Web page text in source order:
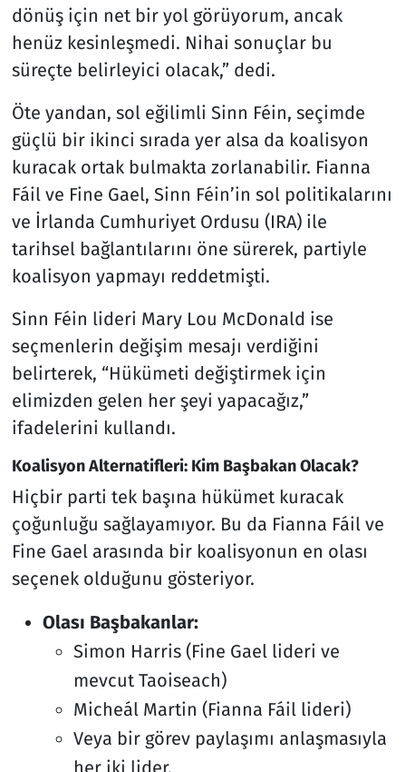
dönüş için net bir yol görüyorum, ancak
henüz kesinleşmedi. Nihai sonuçlar bu
süreçte belirleyici olacak,” dedi.
Öte yandan, sol eğilimli Sinn Féin, seçimde
güçlü bir ikinci sırada yer alsa da koalisyon
kuracak ortak bulmakta zorlanabilir. Fianna
Fáil ve Fine Gael, Sinn Féin’in sol politikalarını
ve İrlanda Cumhuriyet Ordusu (IRA) ile
tarihsel bağlantılarını öne sürerek, partiyle
koalisyon yapmayı reddetmişti.
Sinn Féin lideri Mary Lou McDonald ise
seçmenlerin değişim mesajı verdiğini
belirterek, “Hükümeti değiştirmek için
elimizden gelen her şeyi yapacağız,”
ifadelerini kullandı.
Koalisyon Alternatifleri: Kim Başbakan Olacak?
Hiçbir parti tek başına hükümet kuracak
çoğunluğu sağlayamıyor. Bu da Fianna Fáil ve
Fine Gael arasında bir koalisyonun en olası
seçenek olduğunu gösteriyor.
Olası Başbakanlar:
Simon Harris (Fine Gael lideri ve
mevcut Taoiseach)
Micheál Martin (Fianna Fáil lideri)
Veya bir görev paylaşımı anlaşmasıyla